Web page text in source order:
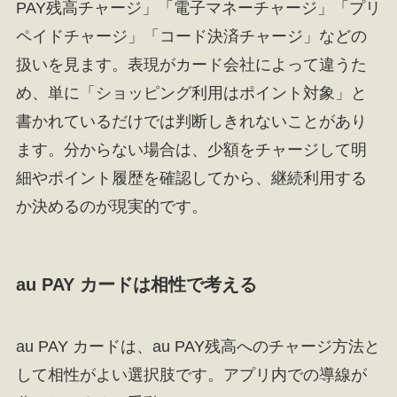
PAY残高チャージ」「電子マネーチャージ」「プリ
ペイドチャージ」「コード決済チャージ」などの
扱いを見ます。表現がカード会社によって違うた
め、単に「ショッピング利用はポイント対象」と
書かれているだけでは判断しきれないことがあり
ます。分からない場合は、少額をチャージして明
細やポイント履歴を確認してから、継続利用する
か決めるのが現実的です。
au PAY カードは相性で考える
au PAY カードは、au PAY残高へのチャージ方法と
して相性がよい選択肢です。アプリ内での導線が